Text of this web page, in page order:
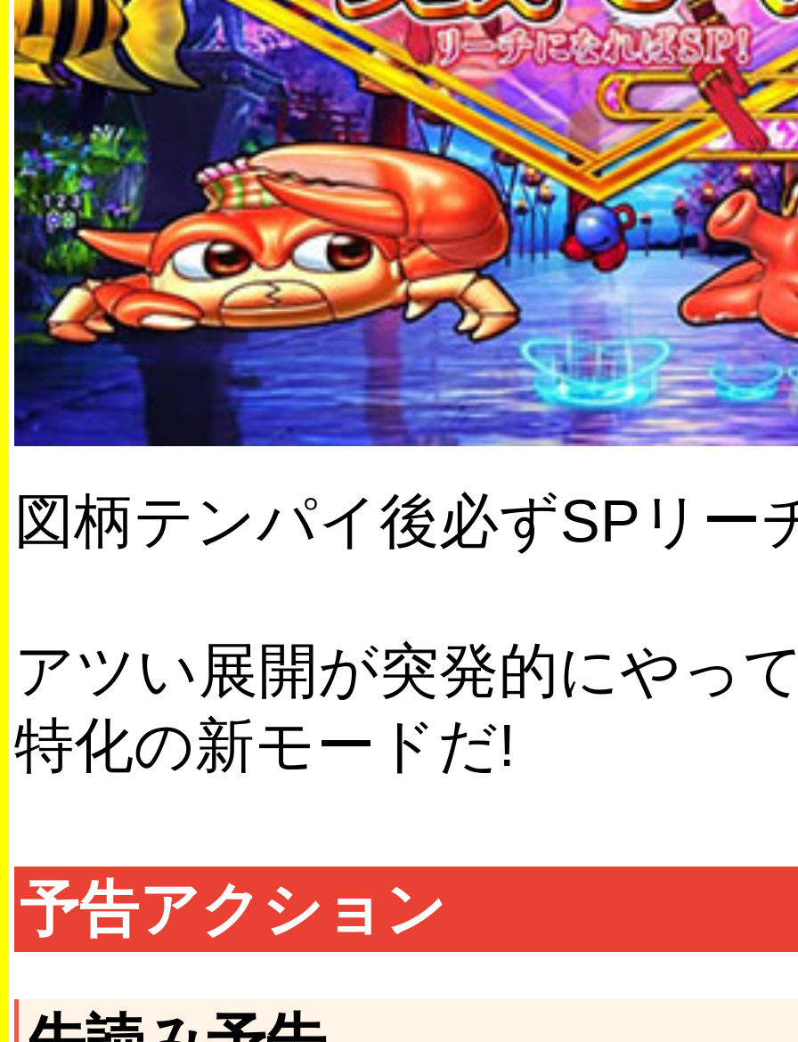
図柄テンパイ後必ずSPリー
アツい展開が突発的にやっ
特化の新モードだ!
予告アクション